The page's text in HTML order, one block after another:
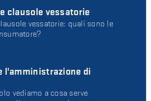
clausole vessatorie
vessatorie: quali sono le
l'amministrazione di
vediamo a cosa serve